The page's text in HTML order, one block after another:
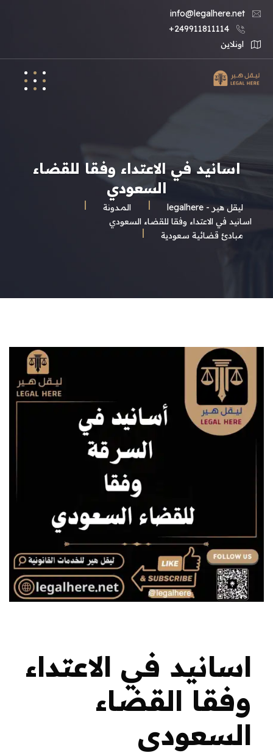
info@legalhere.net
249911811114+
اونلاين
اسانيد في الاعتداء وفقا للقضاء
السعودي
ليقل هير - legalhere المـدونة
مبادئ قضائية سعودية
اسانيد في الاعتداء وفقا للقضاء السعودي
اسانيد في الاعتداء
وفقا القضاء
السعودي